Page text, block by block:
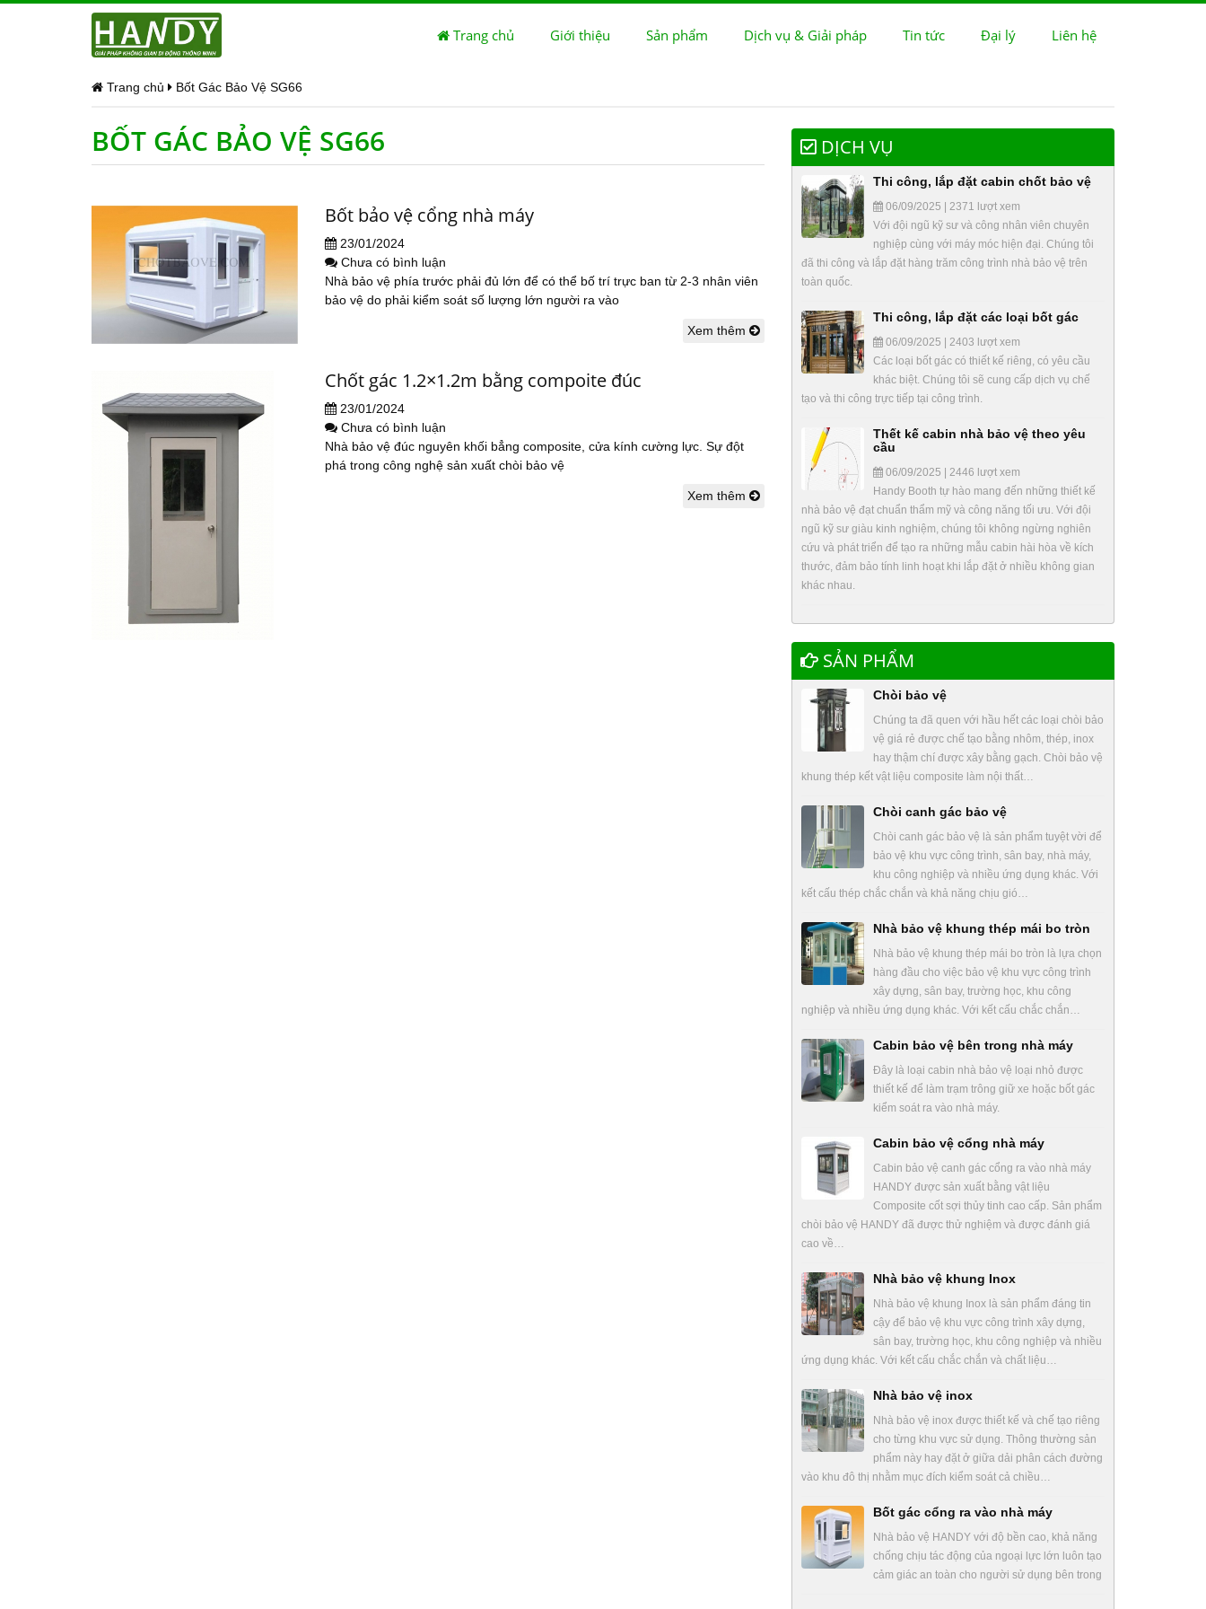
Trang chủ Giới thiệu Sản phẩm Dịch vụ & Giải pháp Tin tức Đại lý Liên hệ
Trang chủ Bốt Gác Bảo Vệ SG66
BỐT GÁC BẢO VỆ SG66
Bốt bảo vệ cổng nhà máy
23/01/2024
Chưa có bình luận
Nhà bảo vệ phía trước phải đủ lớn để có thể bố trí trực ban từ 2-3 nhân viên
bảo vệ do phải kiểm soát số lượng lớn người ra vào
Xem thêm
Chốt gác 1.2×1.2m bằng compoite đúc
23/01/2024
Chưa có bình luận
Nhà bảo vệ đúc nguyên khối bẳng composite, cửa kính cường lực. Sự đột
phá trong công nghệ sản xuất chòi bảo vệ
Xem thêm
DỊCH VỤ
Thi công, lắp đặt cabin chốt bảo vệ
06/09/2025 | 2371 lượt xem
Với đội ngũ kỹ sư và công nhân viên chuyên
nghiệp cùng với máy móc hiện đại. Chúng tôi
đã thi công và lắp đặt hàng trăm công trình nhà bảo vệ trên
toàn quốc.
Thi công, lắp đặt các loại bốt gác
06/09/2025 | 2403 lượt xem
Các loại bốt gác có thiết kế riêng, có yêu cầu
khác biệt. Chúng tôi sẽ cung cấp dịch vụ chế
tạo và thi công trực tiếp tại công trình.
Thết kế cabin nhà bảo vệ theo yêu
cầu
06/09/2025 | 2446 lượt xem
Handy Booth tự hào mang đến những thiết kế
nhà bảo vệ đạt chuẩn thẩm mỹ và công năng tối ưu. Với đội
ngũ kỹ sư giàu kinh nghiệm, chúng tôi không ngừng nghiên
cứu và phát triển để tạo ra những mẫu cabin hài hòa về kích
thước, đảm bảo tính linh hoạt khi lắp đặt ở nhiều không gian
khác nhau.
SẢN PHẨM
Chòi bảo vệ
Chúng ta đã quen với hầu hết các loại chòi bảo
vệ giá rẻ được chế tạo bằng nhôm, thép, inox
hay thậm chí được xây bằng gạch. Chòi bảo vệ
khung thép kết vật liệu composite làm nội thất…
Chòi canh gác bảo vệ
Chòi canh gác bảo vệ là sản phẩm tuyệt vời để
bảo vệ khu vực công trình, sân bay, nhà máy,
khu công nghiệp và nhiều ứng dụng khác. Với
kết cấu thép chắc chắn và khả năng chịu gió…
Nhà bảo vệ khung thép mái bo tròn
Nhà bảo vệ khung thép mái bo tròn là lựa chọn
hàng đầu cho việc bảo vệ khu vực công trình
xây dựng, sân bay, trường học, khu công
nghiệp và nhiều ứng dụng khác. Với kết cấu chắc chắn…
Cabin bảo vệ bên trong nhà máy
Đây là loại cabin nhà bảo vệ loại nhỏ được
thiết kế để làm trạm trông giữ xe hoặc bốt gác
kiểm soát ra vào nhà máy.
Cabin bảo vệ cổng nhà máy
Cabin bảo vệ canh gác cổng ra vào nhà máy
HANDY được sản xuất bằng vật liệu
Composite cốt sợi thủy tinh cao cấp. Sản phẩm
chòi bảo vệ HANDY đã được thử nghiệm và được đánh giá
cao về…
Nhà bảo vệ khung Inox
Nhà bảo vệ khung Inox là sản phẩm đáng tin
cậy để bảo vệ khu vực công trình xây dựng,
sân bay, trường học, khu công nghiệp và nhiều
ứng dụng khác. Với kết cấu chắc chắn và chất liệu…
Nhà bảo vệ inox
Nhà bảo vệ inox được thiết kế và chế tạo riêng
cho từng khu vực sử dụng. Thông thường sản
phẩm này hay đặt ở giữa dải phân cách đường
vào khu đô thị nhằm mục đích kiểm soát cả chiều…
Bốt gác cổng ra vào nhà máy
Nhà bảo vệ HANDY với độ bền cao, khả năng
chống chịu tác động của ngoại lực lớn luôn tạo
cảm giác an toàn cho người sử dụng bên trong